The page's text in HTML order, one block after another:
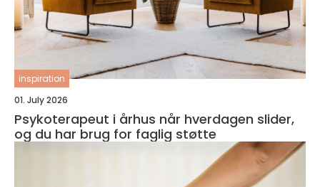
inspiration
01. July 2026
Psykoterapeut i århus når hverdagen slider,
og du har brug for faglig støtte